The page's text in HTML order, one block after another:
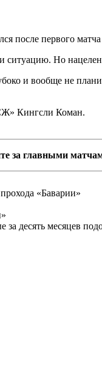
после первого
Но
и вообще не
Кингсли Коман.
за главными
«Баварии»
за десять месяцев